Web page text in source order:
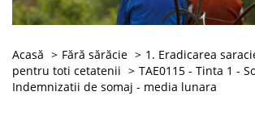
Acasă Fără sărăcie
1. Eradicarea
pentru toti cetatenii
TAE0115 - Tinta 1 -
Indemnizatii de somaj - media lunara